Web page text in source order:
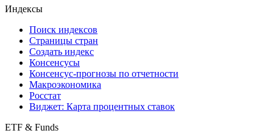
Индексы
Поиск индексов
Страницы стран
Создать индекс
Консенсусы
Консенсус-прогнозы по отчетности
Макроэкономика
Росстат
Виджет: Карта процентных ставок
ETF & Funds